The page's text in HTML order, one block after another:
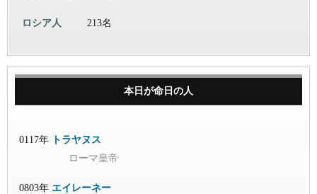
ロシア人 213名
本日が命日の人
0117年 トラヤヌス
ローマ皇帝
0803年 エイレーネー